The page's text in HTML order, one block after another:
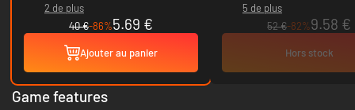
Sound Pack
2 de plus
40 €-86%5.69 €
Ajouter au panier
Hans Capon
the Ashes
5 de plus
52 €-82%9.58 €
Hors stock
Game features